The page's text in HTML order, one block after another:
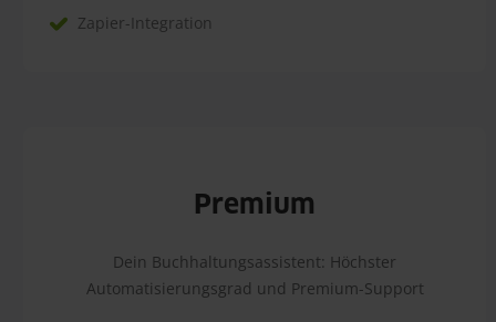
Zapier-Integration
Premium
Dein Buchhaltungsassistent: Höchster
Automatisierungsgrad und Premium-Support